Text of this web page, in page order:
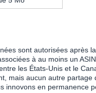
sont autorisées après
à au moins un
les États-Unis et le
mais aucun autre partage
innovons en permanence